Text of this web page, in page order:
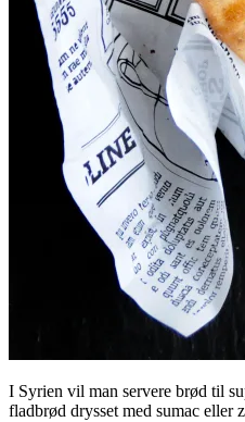
I Syrien vil man servere brød til
fladbrød drysset med sumac eller